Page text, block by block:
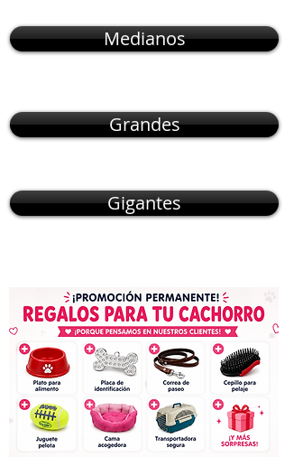
Medianos
Grandes
Gigantes